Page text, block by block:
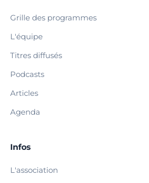
Grille des programmes
L'équipe
Titres diffusés
Podcasts
Articles
Agenda
Infos
L'association